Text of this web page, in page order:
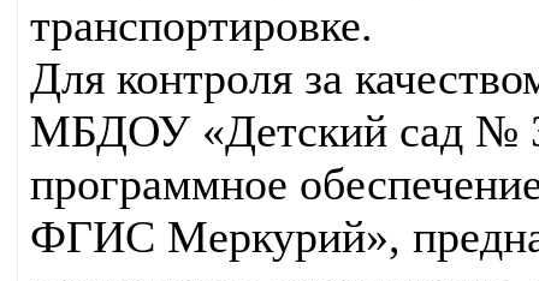
транспортировке.
Для контроля за
МБДОУ «Детский сад №
программное
ФГИС Меркурий»,